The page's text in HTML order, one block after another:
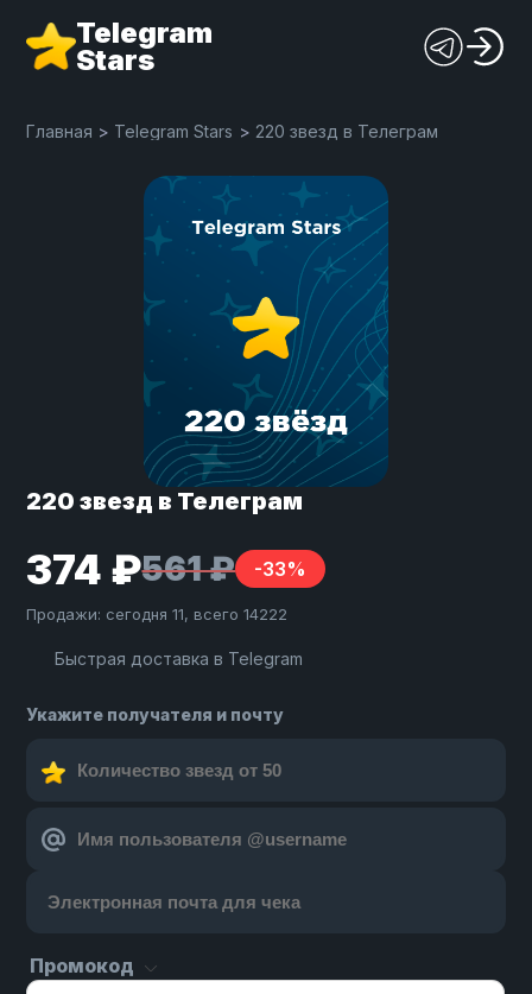
Telegram
Stars
Главная > Telegram Stars > 220 звезд в Телеграм
220 звезд в Телеграм
374 ₽561 ₽ -33%
Продажи: сегодня 11, всего 14222
Быстрая доставка в Telegram
Укажите получателя и почту
Промокод